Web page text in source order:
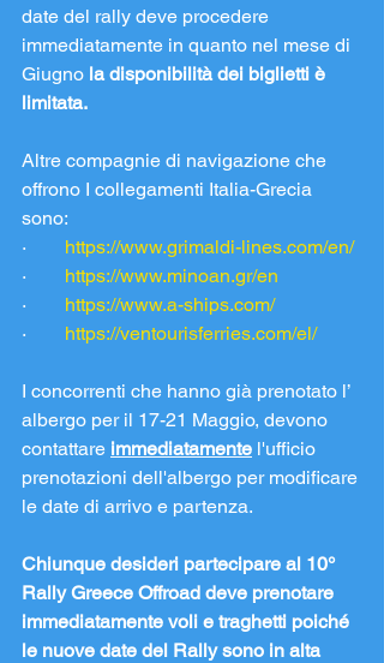
date del rally deve procedere
immediatamente in quanto nel mese di
Giugno la disponibilità dei biglietti è
limitata.
Altre compagnie di navigazione che
offrono I collegamenti Italia-Grecia
sono:
· https://www.grimaldi-lines.com/en/
· https://www.minoan.gr/en
· https://www.a-ships.com/
· https://ventourisferries.com/el/
I concorrenti che hanno già prenotato l’
albergo per il 17-21 Maggio, devono
contattare immediatamente l'ufficio
prenotazioni dell'albergo per modificare
le date di arrivo e partenza.
Chiunque desideri partecipare al 10°
Rally Greece Offroad deve prenotare
immediatamente voli e traghetti poiché
le nuove date del Rally sono in alta